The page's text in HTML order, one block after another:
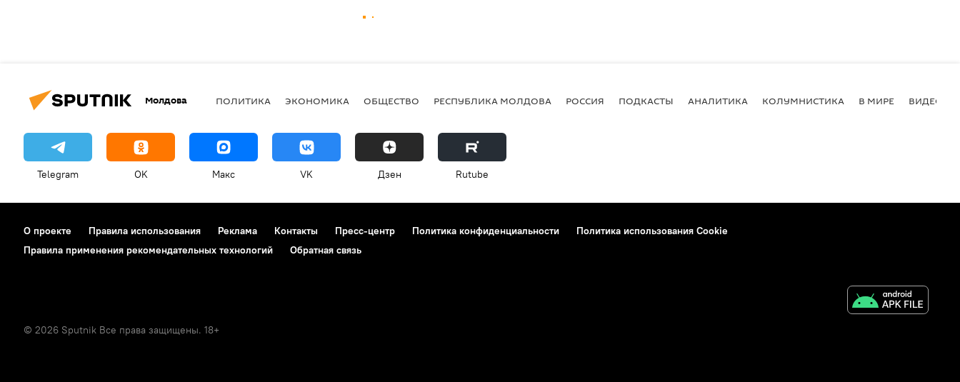
Молдова ПОЛИТИКА ЭКОНОМИКА ОБЩЕСТВО РЕСПУБЛИКА МОЛДОВА РОССИЯ ПОДКАСТЫ АНАЛИТИКА КОЛУМНИСТИКА В МИРЕ ВИДЕО
Telegram OK Макс VK Дзен Rutube
О проекте Правила использования Реклама Контакты Пресс-центр Политика конфиденциальности
Политика использования Cookie
Правила применения рекомендательных технологий
Обратная связь
© 2026 Sputnik Все права защищены. 18+